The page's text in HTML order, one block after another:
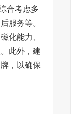
合考虑多
服务等。
化能力、
此外，建
，以确保